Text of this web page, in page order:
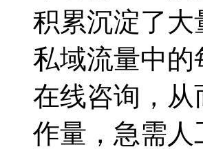
积累沉淀了大
私域流量中的
在线咨询，
作量，急